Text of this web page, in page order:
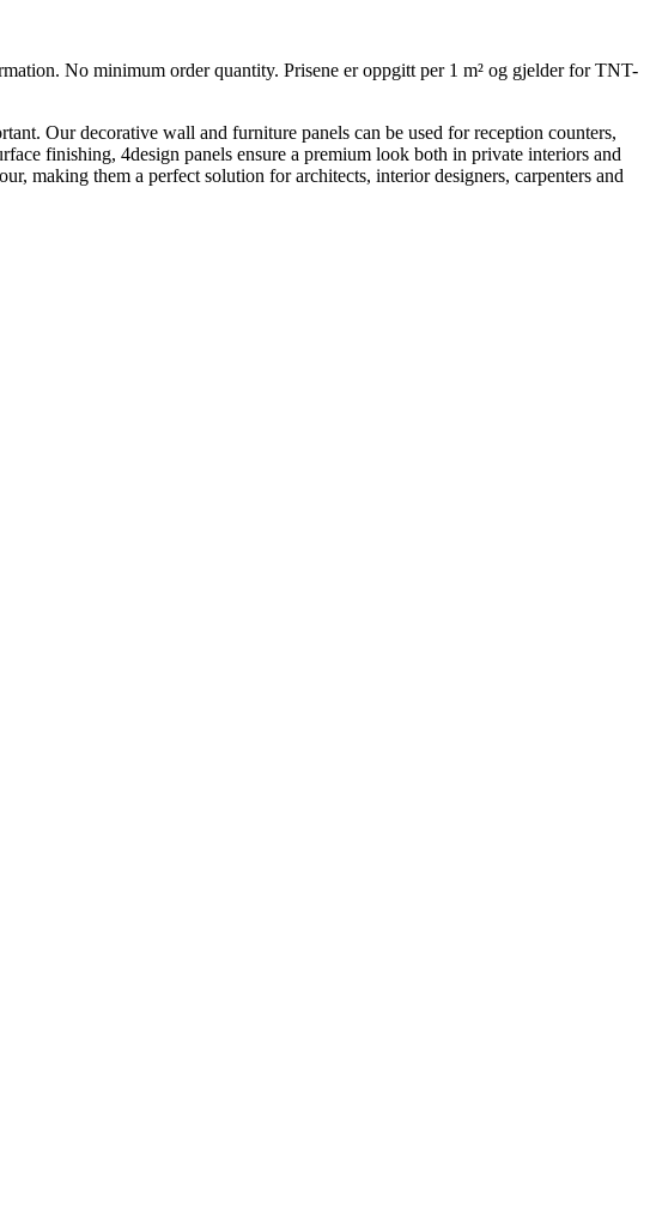
No minimum order quantity. Prisene er oppgitt per 1 m² og gjelder for TNT-
Our decorative wall and furniture panels can be used for reception counters,
finishing, 4design panels ensure a premium look both in private interiors and
making them a perfect solution for architects, interior designers, carpenters and